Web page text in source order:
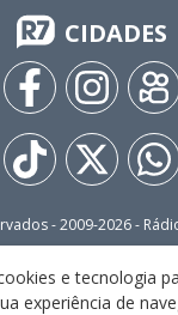
CIDADES
- 2009-2026-
FALE CONOSCO
e tecnologia
experiência de